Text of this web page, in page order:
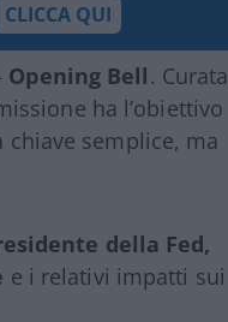
CLICCA QUI
Opening Bell. Curata
ha l’obiettivo
semplice, ma
della Fed,
e i relativi impatti sui